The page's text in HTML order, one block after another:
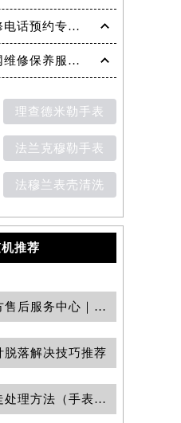
法穆兰大连维修电话预约专业售后保养服务权威公示（2026年7月最新）
上海法穆兰官网维修保养服务指南权威公示（2026年7月最新）
理查德米勒手表
法兰克穆勒手表
法穆兰表壳清洗
机推荐
法穆兰中国官方售后服务中心｜电话和完整地址权威信息通知（2026年7月最新）
脱落解决技巧推荐
法穆兰手表停走处理方法（手表停走维修）